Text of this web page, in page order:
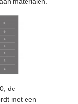
materialen.
de
met een